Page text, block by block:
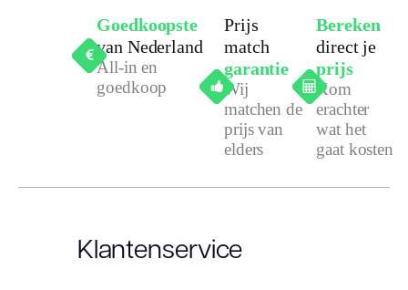
Goedkoopste
van Nederland
All-in en
goedkoop
Prijs
match
garantie
Wij
matchen de
prijs van
elders
Bereken
direct je
prijs
Kom
erachter
wat het
gaat kosten
Klantenservice